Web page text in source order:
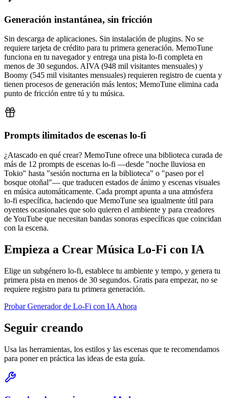
Generación instantánea, sin fricción
Sin descarga de aplicaciones. Sin instalación de plugins. No se
requiere tarjeta de crédito para tu primera generación. MemoTune
funciona en tu navegador y entrega una pista lo-fi completa en
menos de 30 segundos. AIVA (948 mil visitantes mensuales) y
Boomy (545 mil visitantes mensuales) requieren registro de cuenta y
tienen procesos de generación más lentos; MemoTune elimina cada
punto de fricción entre tú y tu música.
Prompts ilimitados de escenas lo-fi
¿Atascado en qué crear? MemoTune ofrece una biblioteca curada de
más de 12 prompts de escenas lo-fi —desde "noche lluviosa en
Tokio" hasta "sesión nocturna en la biblioteca" o "paseo por el
bosque otoñal"— que traducen estados de ánimo y escenas visuales
en música automáticamente. Cada prompt apunta a una atmósfera
lo-fi específica, haciendo que MemoTune sea igualmente útil para
oyentes ocasionales que solo quieren el ambiente y para creadores
de YouTube que necesitan bandas sonoras específicas que coincidan
con la escena.
Empieza a Crear Música Lo-Fi con IA
Elige un subgénero lo-fi, establece tu ambiente y tempo, y genera tu
primera pista en menos de 30 segundos. Gratis para empezar, no se
requiere registro para tu primera generación.
Probar Generador de Lo-Fi con IA Ahora
Seguir creando
Usa las herramientas, los estilos y las escenas que te recomendamos
para poner en práctica las ideas de esta guía.